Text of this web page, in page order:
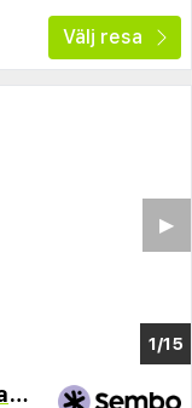
Välj resa
1/11
▶︎
Chambers Premier Suites Kuala Lumpur